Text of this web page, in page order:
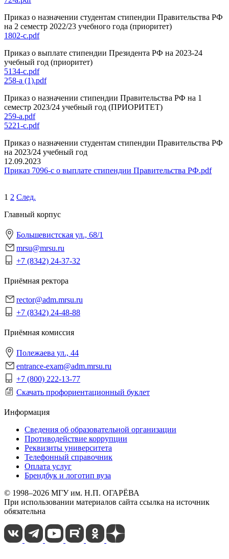
Приказ о назначении студентам стипендии Правительства РФ
на 2 семестр 2022/23 учебного года (приоритет)
1802-с.pdf
Приказ о выплате стипендии Президента РФ на 2023-24
учебный год (приоритет)
5134-с.pdf
258-а (1).pdf
Приказ о назначении стипендии Правительства РФ на 1
семестр 2023/24 учебный год (ПРИОРИТЕТ)
259-а.pdf
5221-с.pdf
Приказ о назначении студентам стипендии Правительства РФ
на 2023/24 учебный год
12.09.2023
Приказ 7096-с о выплате стипендии Правительства РФ.pdf
1 2 След.
Главный корпус
Большевистская ул., 68/1
mrsu@mrsu.ru
+7 (8342) 24-37-32
Приёмная ректора
rector@adm.mrsu.ru
+7 (8342) 24-48-88
Приёмная комиссия
Полежаева ул., 44
entrance-exam@adm.mrsu.ru
+7 (800) 222-13-77
Скачать профориентационный буклет
Информация
Сведения об образовательной организации
Противодействие коррупции
Реквизиты университета
Телефонный справочник
Оплата услуг
Брендбук и логотип вуза
© 1998–2026 МГУ им. Н.П. ОГАРЁВА
При использовании материалов сайта ссылка на источник
обязательна